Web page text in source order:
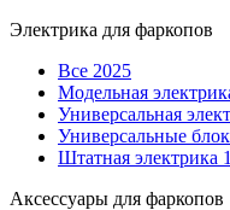
Электрика для фаркопов
Все 2025
Модельная
Универсальная
Универсальные
Штатная электрика
Аксессуары для фаркопов